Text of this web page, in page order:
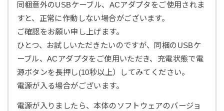
同梱意外のUSBケーブル、ACアダプタをご使用されま
すと、正常に作動しない場合がございます。
ご確認をお願い申し上げます。
ひとつ、お試しいただきたいのですが、同梱のUSBケ
ーブル、ACアダプタをご使用いただき、充電状態で電
源ボタンを長押し(10秒以上）してみてください。
電源が入る場合がございます。
電源が入りましたら、本体のソフトウェアのバージョ